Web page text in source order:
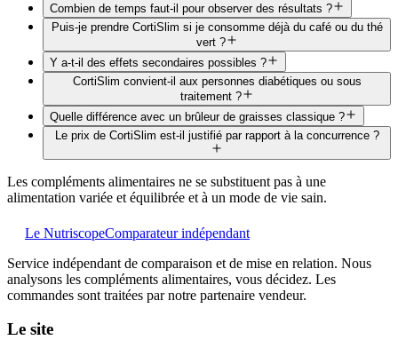
Combien de temps faut-il pour observer des résultats ?
Puis-je prendre CortiSlim si je consomme déjà du café ou du thé
vert ?
Y a-t-il des effets secondaires possibles ?
CortiSlim convient-il aux personnes diabétiques ou sous
traitement ?
Quelle différence avec un brûleur de graisses classique ?
Le prix de CortiSlim est-il justifié par rapport à la concurrence ?
Les compléments alimentaires ne se substituent pas à une
alimentation variée et équilibrée et à un mode de vie sain.
Le NutriscopeComparateur indépendant
Service indépendant de comparaison et de mise en relation. Nous
analysons les compléments alimentaires, vous décidez. Les
commandes sont traitées par notre partenaire vendeur.
Le site